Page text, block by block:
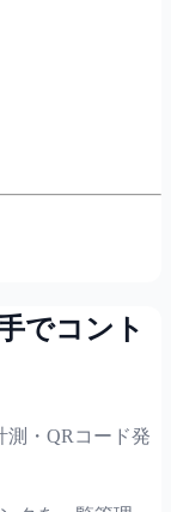
でコント
測・QRコード発